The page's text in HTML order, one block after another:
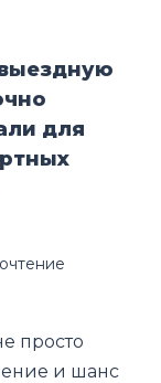
для
просто
и шанс